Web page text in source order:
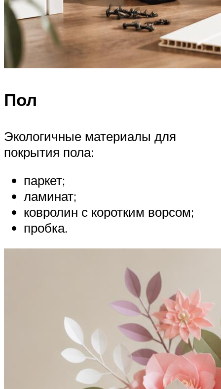
Пол
Экологичные материалы для
покрытия пола:
паркет;
ламинат;
ковролин с коротким ворсом;
пробка.